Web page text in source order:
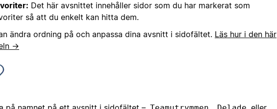
Det här avsnittet innehåller sidor som du har markerat som
så att du enkelt kan hitta dem.
ändra ordning på och anpassa dina avsnitt i sidofältet. Läs hur i den här
→